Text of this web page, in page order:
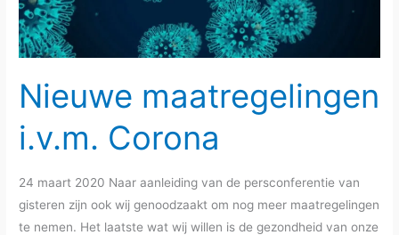
Nieuwe maatregelingen
i.v.m. Corona
24 maart 2020 Naar aanleiding van de persconferentie van
gisteren zijn ook wij genoodzaakt om nog meer maatregelingen
te nemen. Het laatste wat wij willen is de gezondheid van onze